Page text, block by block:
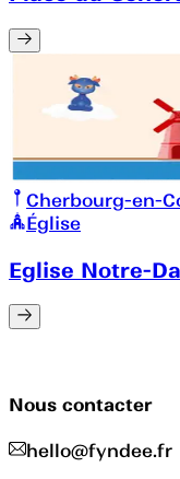
Cherbourg-en-
Église
Eglise Notre-
Nous contacter
hello@fyndee.fr